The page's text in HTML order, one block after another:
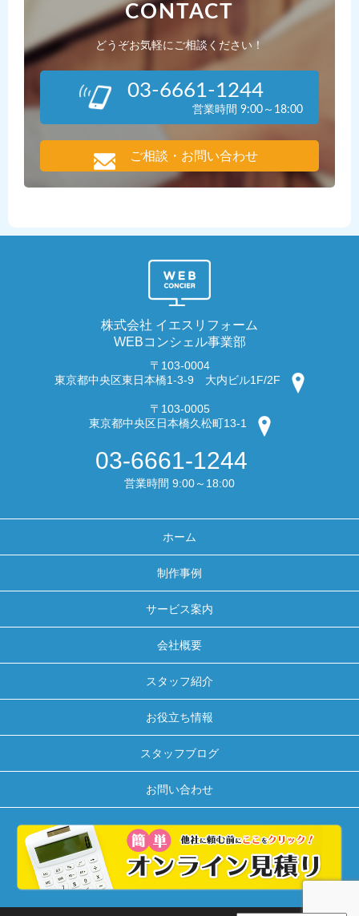
CONTACT
どうぞお気軽にご相談ください！
03-6661-1244
営業時間 9:00～18:00
ご相談・お問い合わせ
株式会社 イエスリフォーム
WEBコンシェル事業部
〒103-0004
東京都中央区東日本橋1-3-9 大内ビル1F/2F
〒103-0005
東京都中央区日本橋久松町13-1
03-6661-1244
営業時間 9:00～18:00
ホーム
制作事例
サービス案内
会社概要
スタッフ紹介
お役立ち情報
スタッフブログ
お問い合わせ